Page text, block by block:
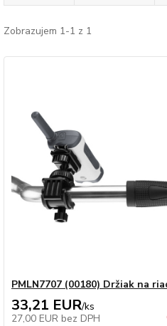
Zobrazujem 1-1 z 1
PMLN7707 (00180) Držiak na
33,21 EUR/ks
27,00 EUR bez DPH